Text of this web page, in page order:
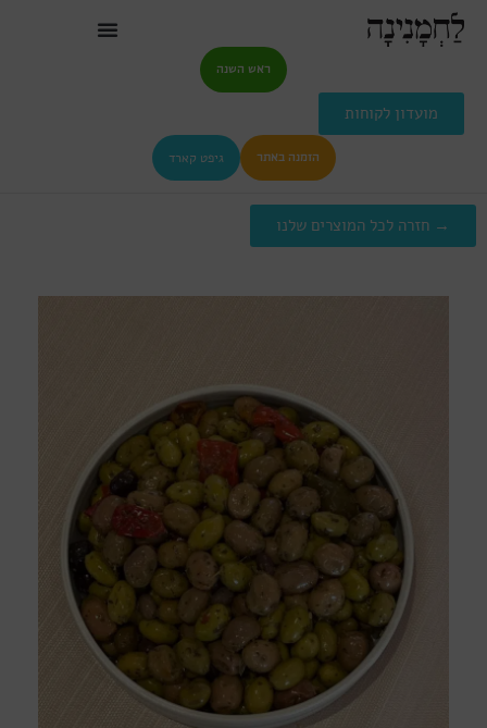
ראש השנה
מועדון לקוחות
הזמנה באתר גיפט קארד
→ חזרה לכל המוצרים שלנו